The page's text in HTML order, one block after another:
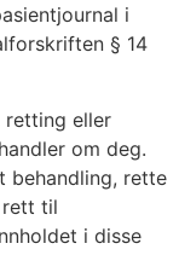
i
§ 14
retting eller
om deg.
behandling, rette
rett til
i disse